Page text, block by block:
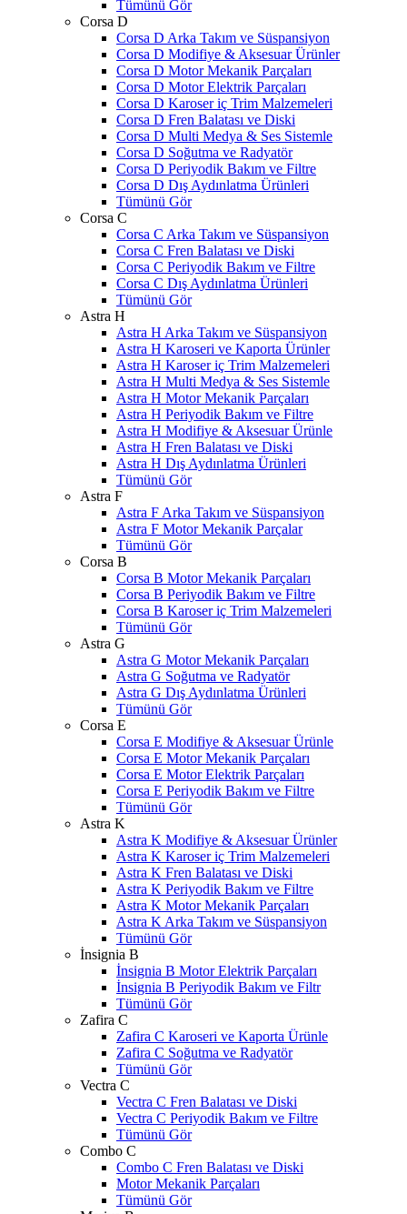
Tümünü Gör
Corsa D
Corsa D Arka Takım ve Süspansiyon
Corsa D Modifiye & Aksesuar Ürünler
Corsa D Motor Mekanik Parçaları
Corsa D Motor Elektrik Parçaları
Corsa D Karoser iç Trim Malzemeleri
Corsa D Fren Balatası ve Diski
Corsa D Multi Medya & Ses Sistemle
Corsa D Soğutma ve Radyatör
Corsa D Periyodik Bakım ve Filtre
Corsa D Dış Aydınlatma Ürünleri
Tümünü Gör
Corsa C
Corsa C Arka Takım ve Süspansiyon
Corsa C Fren Balatası ve Diski
Corsa C Periyodik Bakım ve Filtre
Corsa C Dış Aydınlatma Ürünleri
Tümünü Gör
Astra H
Astra H Arka Takım ve Süspansiyon
Astra H Karoseri ve Kaporta Ürünler
Astra H Karoser iç Trim Malzemeleri
Astra H Multi Medya & Ses Sistemle
Astra H Motor Mekanik Parçaları
Astra H Periyodik Bakım ve Filtre
Astra H Modifiye & Aksesuar Ürünle
Astra H Fren Balatası ve Diski
Astra H Dış Aydınlatma Ürünleri
Tümünü Gör
Astra F
Astra F Arka Takım ve Süspansiyon
Astra F Motor Mekanik Parçalar
Tümünü Gör
Corsa B
Corsa B Motor Mekanik Parçaları
Corsa B Periyodik Bakım ve Filtre
Corsa B Karoser iç Trim Malzemeleri
Tümünü Gör
Astra G
Astra G Motor Mekanik Parçaları
Astra G Soğutma ve Radyatör
Astra G Dış Aydınlatma Ürünleri
Tümünü Gör
Corsa E
Corsa E Modifiye & Aksesuar Ürünle
Corsa E Motor Mekanik Parçaları
Corsa E Motor Elektrik Parçaları
Corsa E Periyodik Bakım ve Filtre
Tümünü Gör
Astra K
Astra K Modifiye & Aksesuar Ürünler
Astra K Karoser iç Trim Malzemeleri
Astra K Fren Balatası ve Diski
Astra K Periyodik Bakım ve Filtre
Astra K Motor Mekanik Parçaları
Astra K Arka Takım ve Süspansiyon
Tümünü Gör
İnsignia B
İnsignia B Motor Elektrik Parçaları
İnsignia B Periyodik Bakım ve Filtr
Tümünü Gör
Zafira C
Zafira C Karoseri ve Kaporta Ürünle
Zafira C Soğutma ve Radyatör
Tümünü Gör
Vectra C
Vectra C Fren Balatası ve Diski
Vectra C Periyodik Bakım ve Filtre
Tümünü Gör
Combo C
Combo C Fren Balatası ve Diski
Motor Mekanik Parçaları
Tümünü Gör